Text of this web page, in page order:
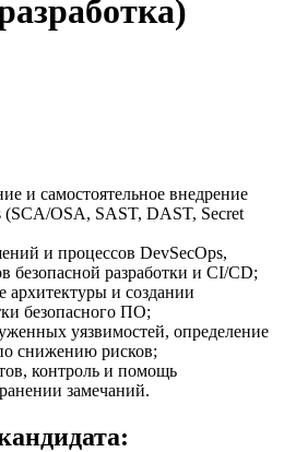
и самостоятельное внедрение
OSA, SAST, DAST, Secret
и процессов DevSecOps,
безопасной разработки и CI/CD;
архитектуры и создании
безопасного ПО;
уязвимостей, определение
снижению рисков;
контроль и помощь
замечаний.